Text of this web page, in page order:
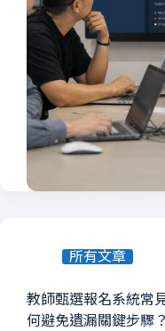
所有文章
教師甄選報名系統常
何避免遺漏關鍵步驟？